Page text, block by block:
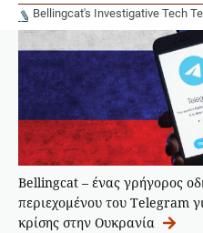
Bellingcat's Investigative Tech
Bellingcat – ένας γρήγορος
περιεχομένου του Telegram
κρίσης στην Ουκρανία